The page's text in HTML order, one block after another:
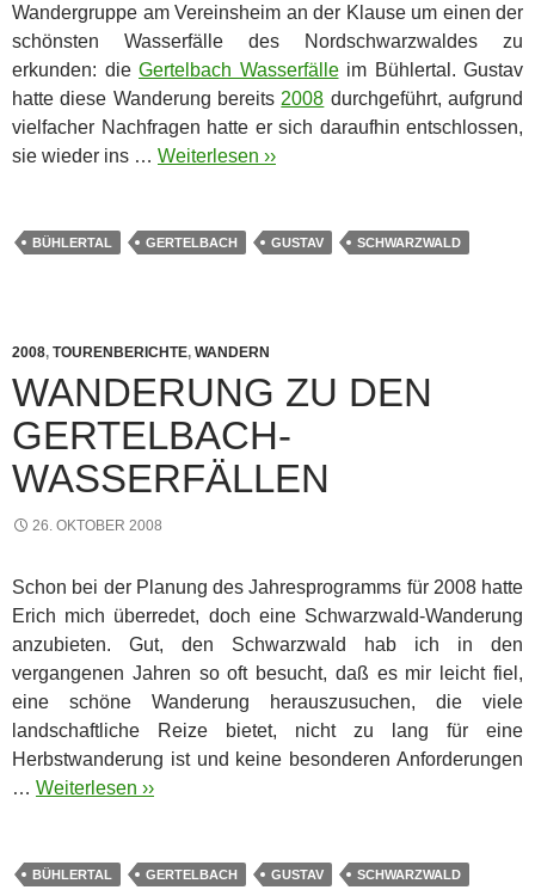
Wandergruppe am Vereinsheim an der Klause um einen der
schönsten Wasserfälle des Nordschwarzwaldes zu
erkunden: die Gertelbach Wasserfälleim Bühlertal. Gustav
hatte diese Wanderung bereits 2008 durchgeführt, aufgrund
vielfacher Nachfragen hatte er sich daraufhin entschlossen,
sie wieder ins … Weiterlesen ››
BÜHLERTAL GERTELBACH GUSTAV SCHWARZWALD
2008, TOURENBERICHTE, WANDERN
WANDERUNG ZU DEN
GERTELBACH-
WASSERFÄLLEN
26. OKTOBER 2008
Schon bei der Planung des Jahresprogramms für 2008 hatte
Erich mich überredet, doch eine Schwarzwald-Wanderung
anzubieten. Gut, den Schwarzwald hab ich in den
vergangenen Jahren so oft besucht, daß es mir leicht fiel,
eine schöne Wanderung herauszusuchen, die viele
landschaftliche Reize bietet, nicht zu lang für eine
Herbstwanderung ist und keine besonderen Anforderungen
… Weiterlesen ››
BÜHLERTAL GERTELBACH GUSTAV SCHWARZWALD